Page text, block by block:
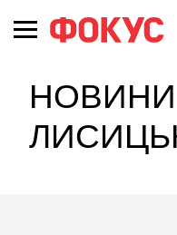
НОВИНИ